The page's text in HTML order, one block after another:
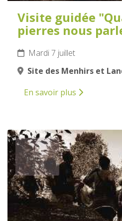
Visite guidée
pierres nous
Mardi 7 juillet
Site des Menhirs et
En savoir plus
8
JUILLET
2026